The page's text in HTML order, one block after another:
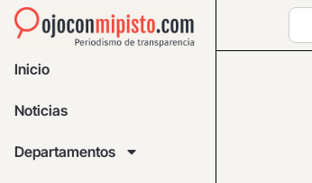
Inicio
Noticias
Departamentos